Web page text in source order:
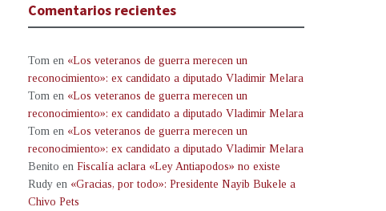
Comentarios recientes
Tom en «Los veteranos de guerra merecen un
reconocimiento»: ex candidato a diputado Vladimir Melara
Tom en «Los veteranos de guerra merecen un
reconocimiento»: ex candidato a diputado Vladimir Melara
Tom en «Los veteranos de guerra merecen un
reconocimiento»: ex candidato a diputado Vladimir Melara
Benito en Fiscalía aclara «Ley Antiapodos» no existe
Rudy en «Gracias, por todo»: Presidente Nayib Bukele a
Chivo Pets